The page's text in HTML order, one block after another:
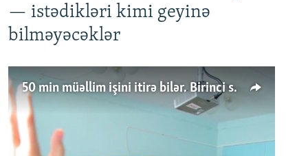
— istədikləri kimi geyinə
bilməyəcəklər
50 min müəllim işini itirə bilər. Birinci sinfə gedənlər azalır